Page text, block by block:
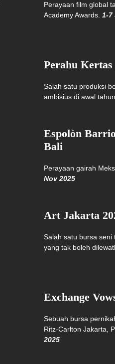
Perayaan film global
Academy Awards.1-7
Perahu
Salah satu produksi
ambisius di awal
Espolòn
Bali
Perayaan gairah
Nov 2025
Art Jakarta
Salah satu bursa seni
yang tak boleh
Exchange
Sebuah bursa
Ritz-Carlton Jakarta,
2025